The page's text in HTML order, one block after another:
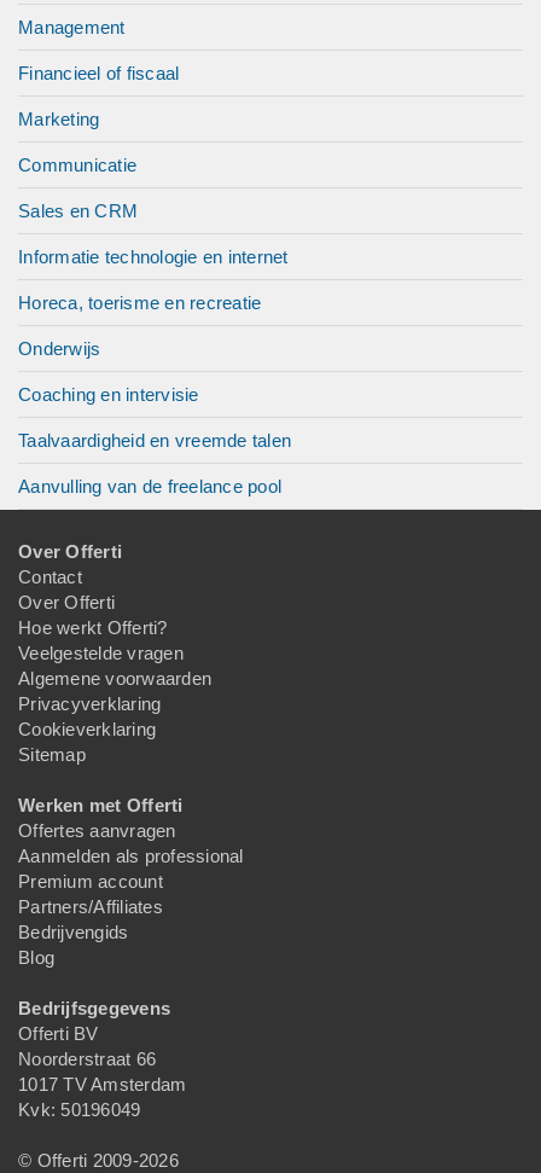
Management
Financieel of fiscaal
Marketing
Communicatie
Sales en CRM
Informatie technologie en internet
Horeca, toerisme en recreatie
Onderwijs
Coaching en intervisie
Taalvaardigheid en vreemde talen
Aanvulling van de freelance pool
Over Offerti
Contact
Over Offerti
Hoe werkt Offerti?
Veelgestelde vragen
Algemene voorwaarden
Privacyverklaring
Cookieverklaring
Sitemap
Werken met Offerti
Offertes aanvragen
Aanmelden als professional
Premium account
Partners/Affiliates
Bedrijvengids
Blog
Bedrijfsgegevens
Offerti BV
Noorderstraat 66
1017 TV Amsterdam
Kvk: 50196049
© Offerti 2009-2026